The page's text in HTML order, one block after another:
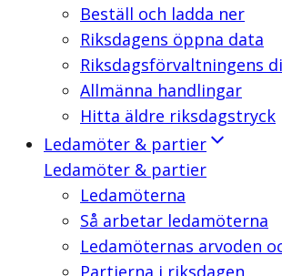
Beställ och ladda ner
Riksdagens öppna data
Riksdagsförvaltningens
Allmänna handlingar
Hitta äldre riksdagstryck
Ledamöter & partier
Ledamöter & partier
Ledamöterna
Så arbetar ledamöterna
Ledamöternas arvoden
Partierna i riksdagen